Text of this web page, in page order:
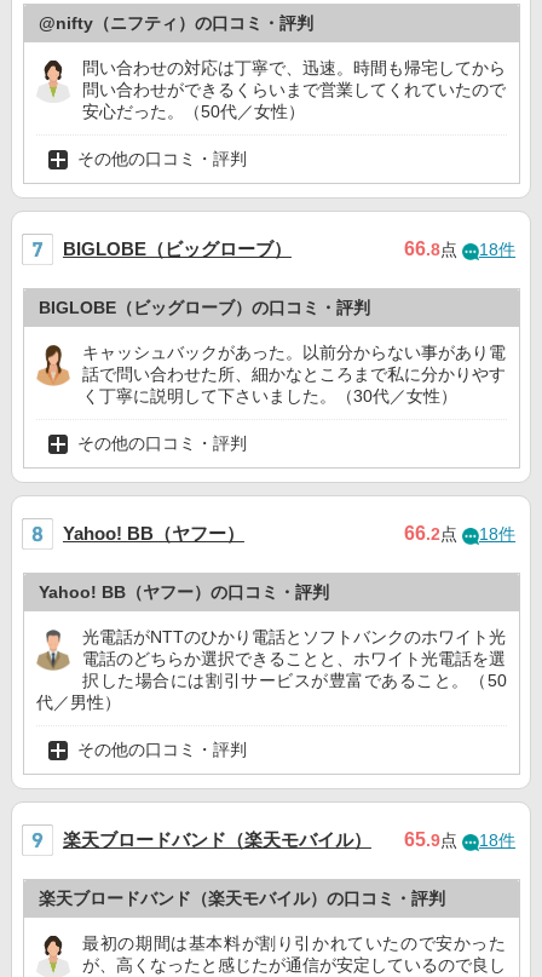
@nifty（ニフティ）の口コミ・評判
問い合わせの対応は丁寧で、迅速。時間も帰宅してから
問い合わせができるくらいまで営業してくれていたので
安心だった。（50代／女性）
その他の口コミ・評判
BIGLOBE（ビッグローブ） 66.8点 18件
BIGLOBE（ビッグローブ）の口コミ・評判
キャッシュバックがあった。以前分からない事があり電
話で問い合わせた所、細かなところまで私に分かりやす
く丁寧に説明して下さいました。（30代／女性）
その他の口コミ・評判
Yahoo! BB（ヤフー） 66.2点 18件
Yahoo! BB（ヤフー）の口コミ・評判
光電話がNTTのひかり電話とソフトバンクのホワイト光
電話のどちらか選択できることと、ホワイト光電話を選
択した場合には割引サービスが豊富であること。（50
代／男性）
その他の口コミ・評判
楽天ブロードバンド（楽天モバイル） 65.9点 18件
楽天ブロードバンド（楽天モバイル）の口コミ・評判
最初の期間は基本料が割り引かれていたので安かった
が、高くなったと感じたが通信が安定しているので良し